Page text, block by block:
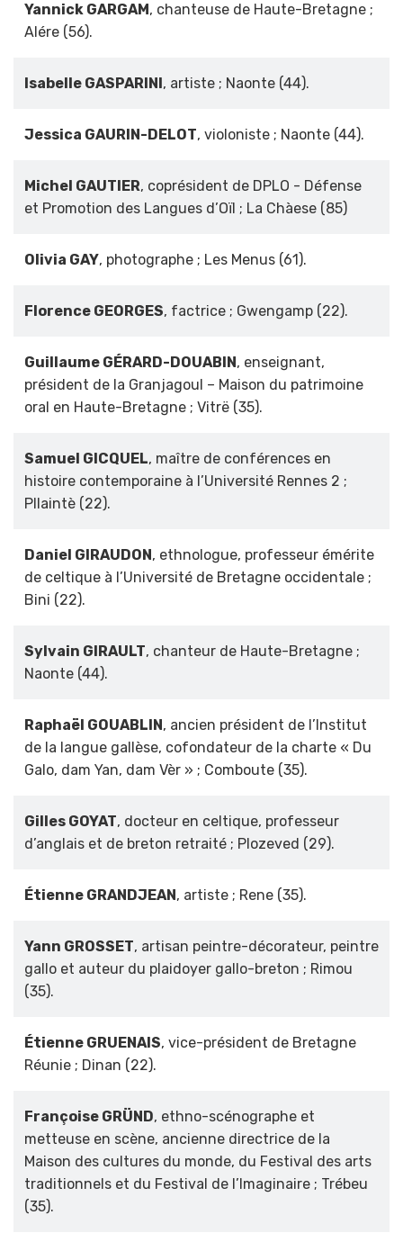
Yannick GARGAM, chanteuse de Haute-Bretagne ;
Alére (56).
Isabelle GASPARINI, artiste ; Naonte (44).
Jessica GAURIN-DELOT, violoniste ; Naonte (44).
Michel GAUTIER, coprésident de DPLO - Défense
et Promotion des Langues d’Oïl ; La Chàese (85)
Olivia GAY, photographe ; Les Menus (61).
Florence GEORGES, factrice ; Gwengamp (22).
Guillaume GÉRARD-DOUABIN, enseignant,
président de la Granjagoul – Maison du patrimoine
oral en Haute-Bretagne ; Vitrë (35).
Samuel GICQUEL, maître de conférences en
histoire contemporaine à l’Université Rennes 2 ;
Pllaintè (22).
Daniel GIRAUDON, ethnologue, professeur émérite
de celtique à l’Université de Bretagne occidentale ;
Bini (22).
Sylvain GIRAULT, chanteur de Haute-Bretagne ;
Naonte (44).
Raphaël GOUABLIN, ancien président de l’Institut
de la langue gallèse, cofondateur de la charte « Du
Galo, dam Yan, dam Vèr » ; Comboute (35).
Gilles GOYAT, docteur en celtique, professeur
d’anglais et de breton retraité ; Plozeved (29).
Étienne GRANDJEAN, artiste ; Rene (35).
Yann GROSSET, artisan peintre-décorateur, peintre
gallo et auteur du plaidoyer gallo-breton ; Rimou
(35).
Étienne GRUENAIS, vice-président de Bretagne
Réunie ; Dinan (22).
Françoise GRÜND, ethno-scénographe et
metteuse en scène, ancienne directrice de la
Maison des cultures du monde, du Festival des arts
traditionnels et du Festival de l’Imaginaire ; Trébeu
(35).